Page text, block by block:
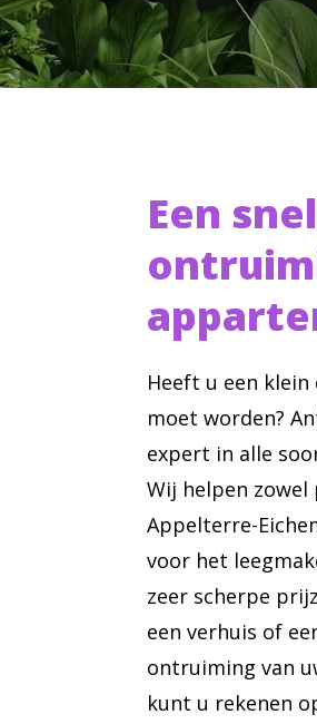
Een
Heeft u een
moet worden?
expert in alle
Wij helpen
Appelterre-
voor het
zeer scherpe
een verhuis of
ontruiming van
kunt u rekenen